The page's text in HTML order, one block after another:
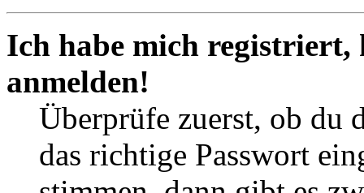
Ich habe mich
anmelden!
Überprüfe zuerst, ob du
das richtige Passwort